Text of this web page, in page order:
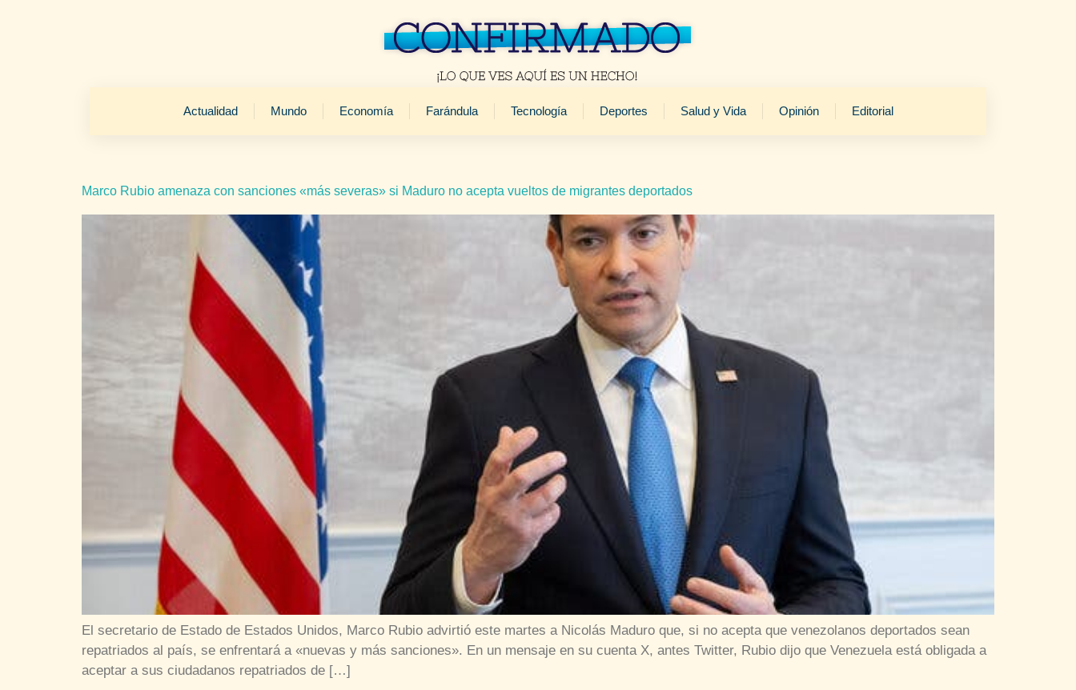
Actualidad Mundo Economía Farándula Tecnología Deportes Salud y Vida Opinión Editorial
Marco Rubio amenaza con sanciones «más severas» si Maduro no acepta vueltos de migrantes deportados
El secretario de Estado de Estados Unidos, Marco Rubio advirtió este martes a Nicolás Maduro que, si no acepta que venezolanos deportados sean
repatriados al país, se enfrentará a «nuevas y más sanciones». En un mensaje en su cuenta X, antes Twitter, Rubio dijo que Venezuela está obligada a
aceptar a sus ciudadanos repatriados de […]